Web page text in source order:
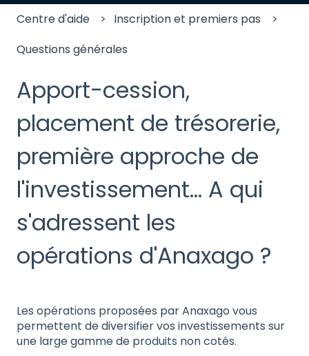
Centre d'aide
Inscription et premiers pas
Questions générales
Apport-cession,
placement de trésorerie,
première approche de
l'investissement... A qui
s'adressent les
opérations d'Anaxago ?
Les opérations proposées par Anaxago vous
permettent de diversifier vos investissements sur
une large gamme de produits non cotés.